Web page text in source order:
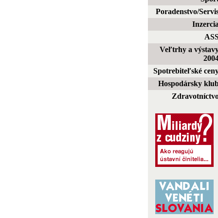
Poradenstvo/
Inzercia
Veľtrhy a
Spotrebiteľské
Hospodársky